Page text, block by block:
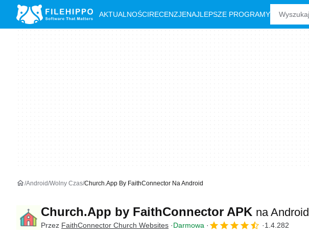
AKTUALNOŚCIRECENZJENAJLEPSZE PROGRAMY
Android Wolny Czas Church.App By FaithConnector Na Android
Church.App by FaithConnector APK na Android
Przez FaithConnector Church Websites Darmowa 1.4.282